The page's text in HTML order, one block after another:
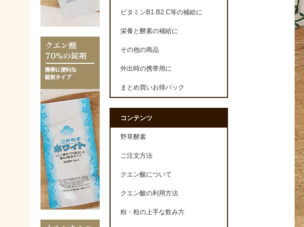
ビタミンB1.B2.C等の補給に
栄養と酵素の補給に
その他の商品
外出時の携帯用に
まとめ買いお得パック
コンテンツ
野草酵素
ご注文方法
クエン酸について
クエン酸の利用方法
粉・粒の上手な飲み方